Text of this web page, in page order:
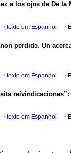
a los ojos de De
· texto em Espanhol ·
perdido. Un
· texto em Espanhol ·
· texto em Espanhol ·